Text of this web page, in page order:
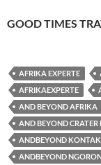
GOOD TIMES
AFRIKA EXPERTE
AFRIKAEXPERTE
AND BEYOND AFRIKA
AND BEYOND
ANDBEYOND
ANDBEYOND